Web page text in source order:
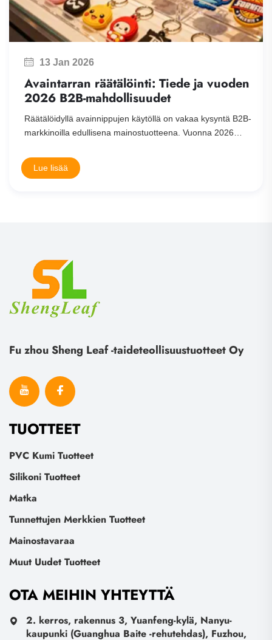
B2B-
järkevälle ostamiselle, kun taas alan trendien
hahmottaminen on avain
hyväksikäyttöön. Vuonna 2026 näillä kahdella
johtaa räätälöidyn markkinan muutosta omien
Fu zhou Sheng Leaf -taideteollisuustuotteet Oy
TUOTTEET
PVC Kumi Tuotteet
Silikoni Tuotteet
Matka
Tunnettujen Merkkien Tuotteet
Mainostavaraa
Muut Uudet Tuotteet
OTA MEIHIN YHTEYTTÄ
2. kerros, rakennus 3, Yuanfeng-kylä, Nanyu-
kaupunki (Guanghua Baite -rehutehdas), Fuzhou,